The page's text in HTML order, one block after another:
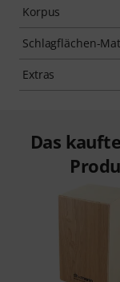
Korpus
Schlagflächen-
Extras
Das